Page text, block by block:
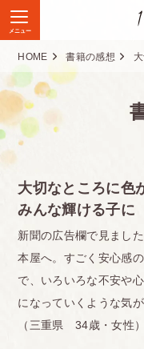
メニュー
HOME 書籍の感想 大
大切なところに色
みんな輝ける子に
新聞の広告欄で見まし
本屋へ。すごく安心感
で、いろいろな不安や
になっていくような気
（三重県 34歳・女性）